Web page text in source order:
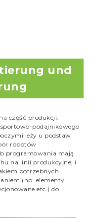
und
część produkcji.
podajnikowego
leży u podstaw
robotów
programowania mają
na linii produkcyjnej i
potrzebnych
(np. elementy
etc.) do